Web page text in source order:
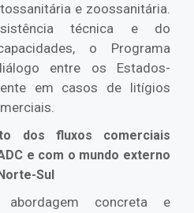
e zoossanitária.
técnica e do
o Programa
entre os Estados-
em casos de litígios
dos fluxos comerciais
e com o mundo externo
Sul
concreta e